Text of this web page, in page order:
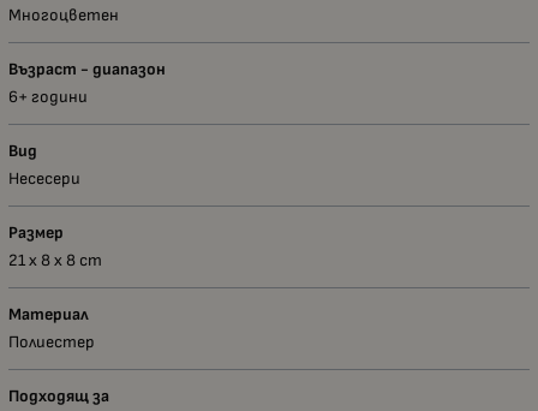
Многоцветен
Възраст - диапазон
6+ години
Вид
Несесери
Размер
21 х 8 x 8 сm
Материал
Полиестер
Подходящ за